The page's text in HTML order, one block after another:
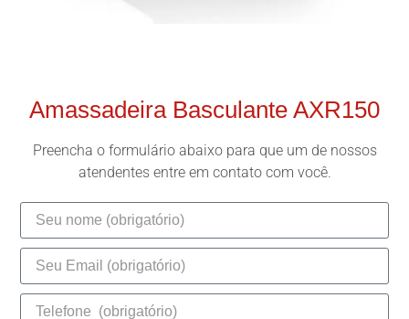
Amassadeira Basculante AXR150
Preencha o formulário abaixo para que um de nossos
atendentes entre em contato com você.